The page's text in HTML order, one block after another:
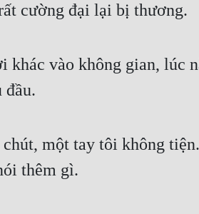
cường đại lại bị thương.
vào không gian, lúc
đầu.
một tay tôi không
thêm gì.